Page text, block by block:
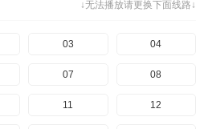
↓无法播放请更换下面线路↓
03 04
07 08
11 12